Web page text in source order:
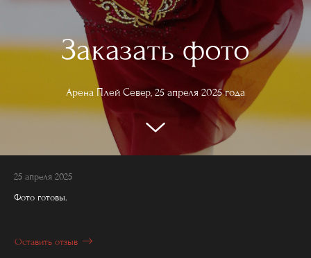
Заказать фото
Арена Плей Север, 25 апреля 2025 года
25 апреля 2025
Фото готовы.
Оставить отзыв